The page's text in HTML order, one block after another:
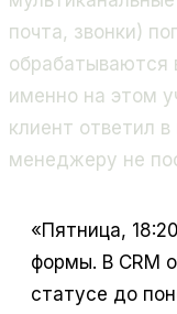
почта, звонки)
обрабатываются
именно на этом
клиент ответил
менеджеру не
«Пятница,
формы. В CRM
статусе до